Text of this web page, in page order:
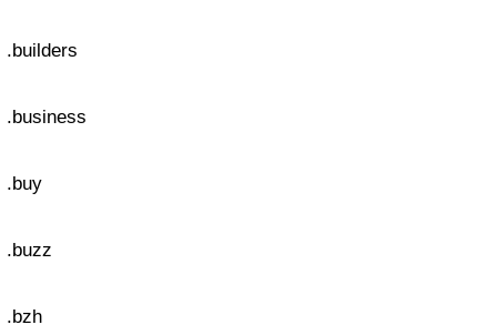
.builders
.business
.buy
.buzz
.bzh